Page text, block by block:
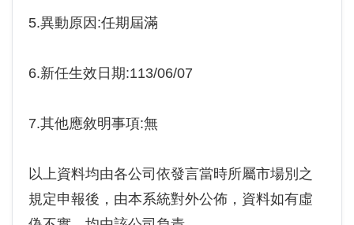
5.異動原因:任期屆滿
6.新任生效日期:113/06/07
7.其他應敘明事項:無
以上資料均由各公司依發言當時所屬市場別之
規定申報後，由本系統對外公佈，資料如有虛